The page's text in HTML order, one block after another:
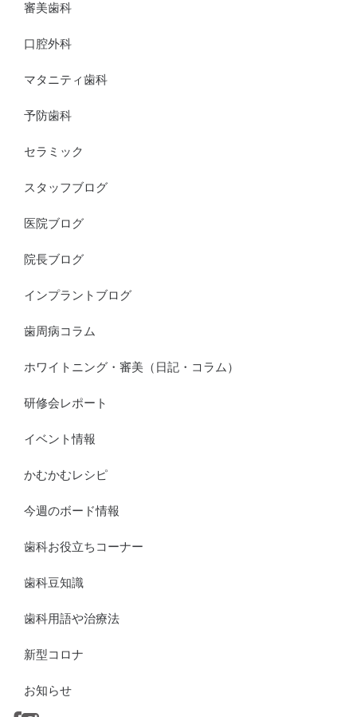
審美歯科
口腔外科
マタニティ歯科
予防歯科
セラミック
スタッフブログ
医院ブログ
院長ブログ
インプラントブログ
歯周病コラム
ホワイトニング・審美（日記・コラム）
研修会レポート
イベント情報
かむかむレシピ
今週のボード情報
歯科お役立ちコーナー
歯科豆知識
歯科用語や治療法
新型コロナ
お知らせ